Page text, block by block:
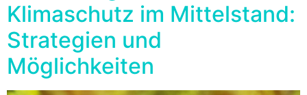
Klimaschutz im Mittelstand:
Strategien und
Möglichkeiten